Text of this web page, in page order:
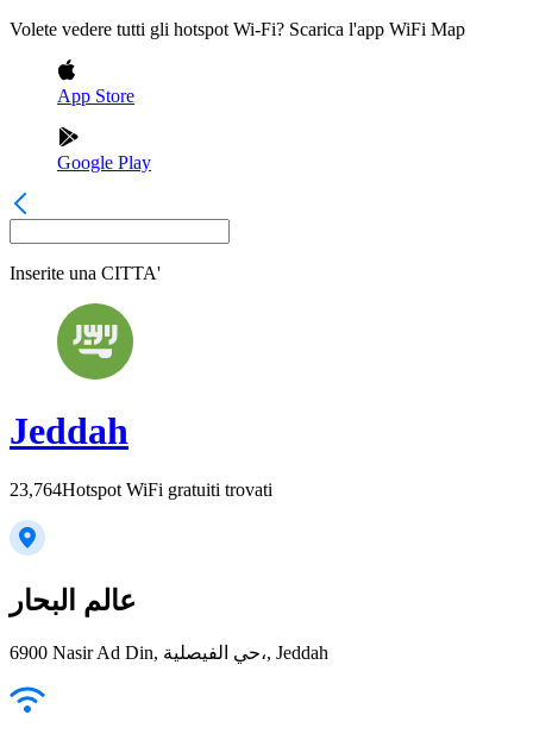
Volete vedere tutti gli hotspot Wi-Fi? Scarica l'app WiFi Map
App Store
Google Play
Inserite una CITTA'
Jeddah
23,764Hotspot WiFi gratuiti trovati
عالم البحار
6900 Nasir Ad Din, حي الفيصلية،, Jeddah